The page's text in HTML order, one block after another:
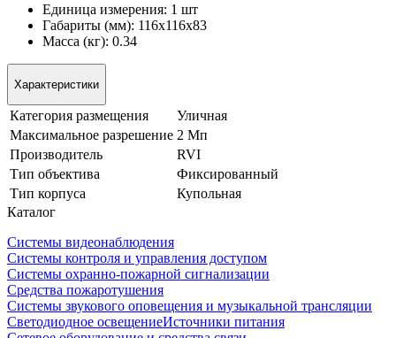
Единица измерения: 1 шт
Габариты (мм): 116x116x83
Масса (кг): 0.34
Характеристики
Категория размещения
Уличная
Максимальное разрешение 2 Мп
Производитель
RVI
Тип объектива
Фиксированный
Тип корпуса
Купольная
Каталог
Системы видеонаблюдения
Системы контроля и управления доступом
Системы охранно-пожарной сигнализации
Средства пожаротушения
Системы звукового оповещения и музыкальной трансляции
Светодиодное освещениеИсточники питания